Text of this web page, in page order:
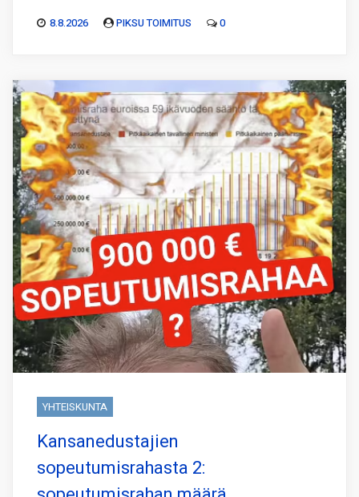
8.8.2026 PIKSU TOIMITUS 0
YHTEISKUNTA
Kansanedustajien
sopeutumisrahasta 2: